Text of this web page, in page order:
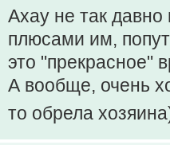
Ахау не так
плюсами им,
это "прекрасное"
А вообще, очень
то обрела